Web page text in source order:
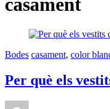
casament
Bodes casament, color
Per què els